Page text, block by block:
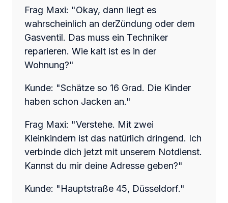
Frag Maxi: "Okay, dann liegt es
wahrscheinlich an derZündung oder dem
Gasventil. Das muss ein Techniker
reparieren. Wie kalt ist es in der
Wohnung?"
Kunde: "Schätze so 16 Grad. Die Kinder
haben schon Jacken an."
Frag Maxi: "Verstehe. Mit zwei
Kleinkindern ist das natürlich dringend. Ich
verbinde dich jetzt mit unserem Notdienst.
Kannst du mir deine Adresse geben?"
Kunde: "Hauptstraße 45, Düsseldorf."